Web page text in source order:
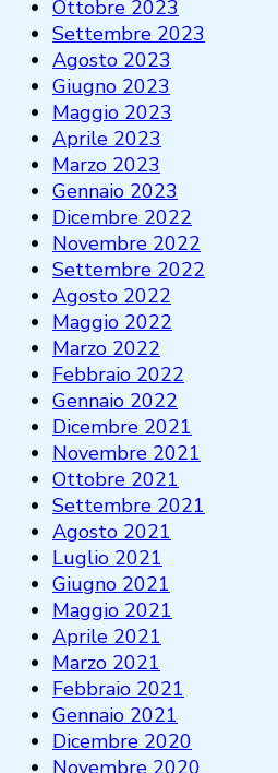
Ottobre 2023
Settembre 2023
Agosto 2023
Giugno 2023
Maggio 2023
Aprile 2023
Marzo 2023
Gennaio 2023
Dicembre 2022
Novembre 2022
Settembre 2022
Agosto 2022
Maggio 2022
Marzo 2022
Febbraio 2022
Gennaio 2022
Dicembre 2021
Novembre 2021
Ottobre 2021
Settembre 2021
Agosto 2021
Luglio 2021
Giugno 2021
Maggio 2021
Aprile 2021
Marzo 2021
Febbraio 2021
Gennaio 2021
Dicembre 2020